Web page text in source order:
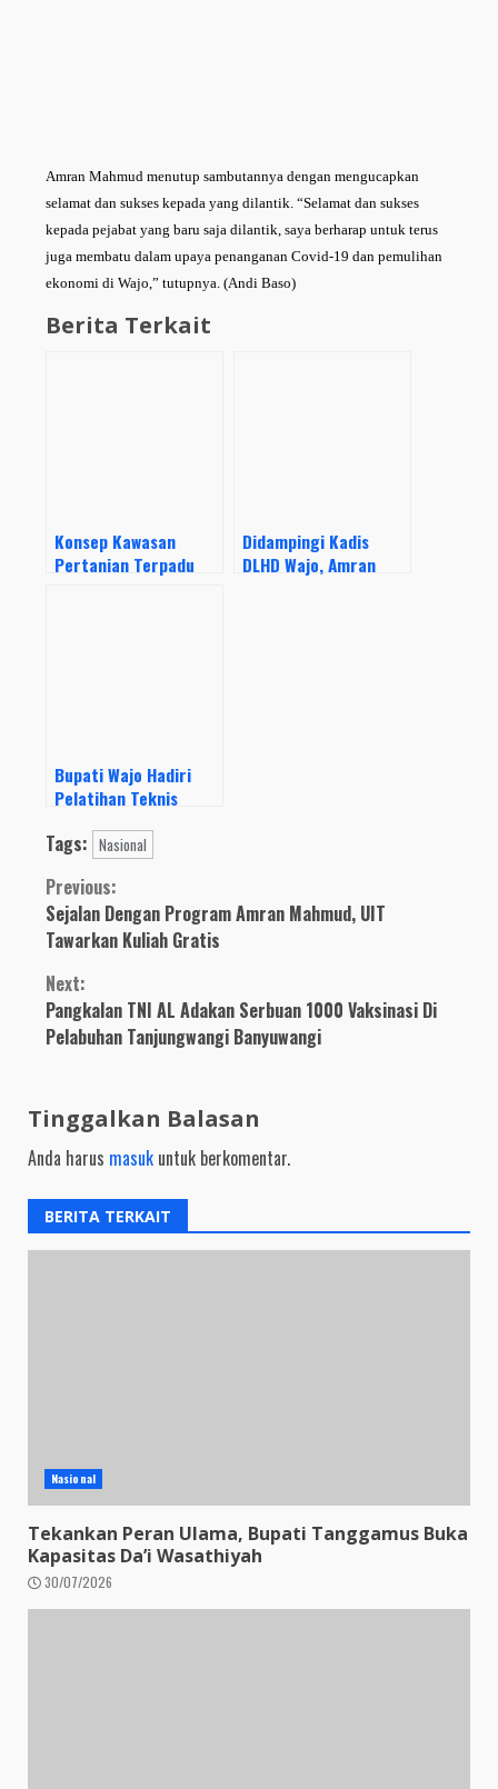
Amran Mahmud menutup sambutannya dengan mengucapkan
selamat dan sukses kepada yang dilantik. “Selamat dan sukses
kepada pejabat yang baru saja dilantik, saya berharap untuk terus
juga membatu dalam upaya penanganan Covid-19 dan pemulihan
ekonomi di Wajo,” tutupnya. (Andi Baso)
Berita Terkait
Konsep Kawasan
Pertanian Terpadu
Didampingi Kadis
DLHD Wajo, Amran
Bupati Wajo Hadiri
Pelatihan Teknis
Di Desa Manyili
Tags: Nasional
Continue
Reading
Previous:
Sejalan Dengan Program Amran Mahmud, UIT
Tawarkan Kuliah Gratis
Next:
Pangkalan TNI AL Adakan Serbuan 1000 Vaksinasi Di
Pelabuhan Tanjungwangi Banyuwangi
Tinggalkan Balasan
Anda harus masuk untuk berkomentar.
BERITA TERKAIT
Nasional
Tekankan Peran Ulama, Bupati Tanggamus Buka
Kapasitas Da’i Wasathiyah
30/07/2026